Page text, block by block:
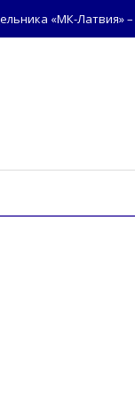
«МК-Латвия»